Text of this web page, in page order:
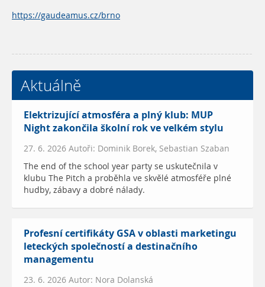
https://gaudeamus.cz/brno
Aktuálně
Elektrizující atmosféra a plný klub: MUP
Night zakončila školní rok ve velkém stylu
27. 6. 2026 Autoři: Dominik Borek, Sebastian Szaban
The end of the school year party se uskutečnila v
klubu The Pitch a proběhla ve skvělé atmosféře plné
hudby, zábavy a dobré nálady.
Profesní certifikáty GSA v oblasti marketingu
leteckých společností a destinačního
managementu
23. 6. 2026 Autor: Nora Dolanská